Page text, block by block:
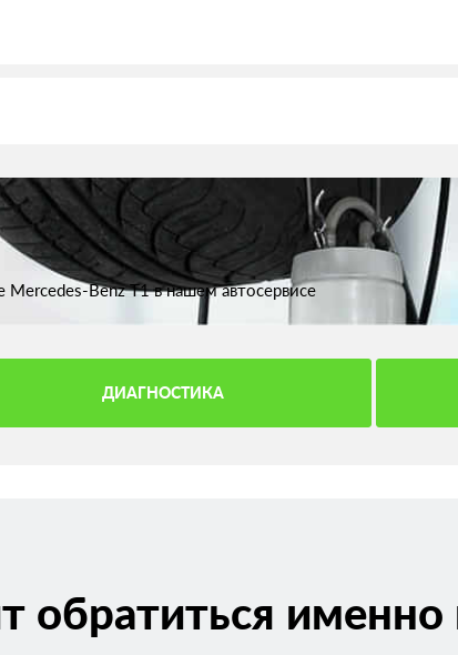
Benz T1 в нашем автосервисе
ДИАГНОСТИКА
обратиться именно